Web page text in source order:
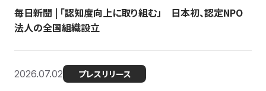
毎日新聞 | 「認知度向上に取り組む」 日本初、認定NPO
法人の全国組織設立
2026.07.02 プレスリリース